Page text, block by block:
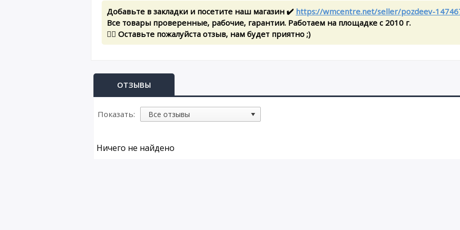
Добавьте в закладки и посетите наш магазин ✔️ https://wmcentre.net/seller/pozdeev-
Все товары проверенные, рабочие, гарантии. Работаем на площадке с 2010 г.
✍🏻 Оставьте пожалуйста отзыв, нам будет приятно ;)
ОТЗЫВЫ
Показать:
Ничего не найдено